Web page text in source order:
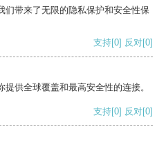
们带来了无限的隐私保护和安全性保
支持[0] 反对[0]
供全球覆盖和最高安全性的连接。
支持[0] 反对[0]